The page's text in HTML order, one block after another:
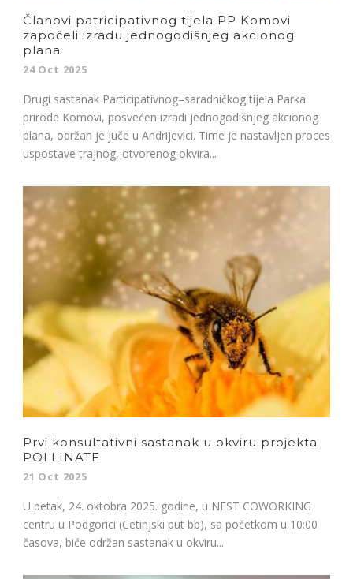
Članovi patricipativnog tijela PP Komovi
započeli izradu jednogodišnjeg akcionog
plana
24 Oct 2025
Drugi sastanak Participativnog–saradničkog tijela Parka
prirode Komovi, posvećen izradi jednogodišnjeg akcionog
plana, održan je juče u Andrijevici. Time je nastavljen proces
uspostave trajnog, otvorenog okvira...
Prvi konsultativni sastanak u okviru projekta
POLLINATE
21 Oct 2025
U petak, 24. oktobra 2025. godine, u NEST COWORKING
centru u Podgorici (Cetinjski put bb), sa početkom u 10:00
časova, biće održan sastanak u okviru...